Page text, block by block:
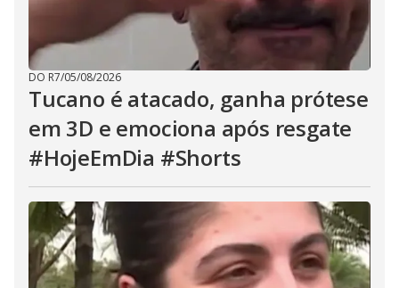
DO R7/05/08/2026
Tucano é atacado, ganha prótese
em 3D e emociona após resgate
#HojeEmDia #Shorts